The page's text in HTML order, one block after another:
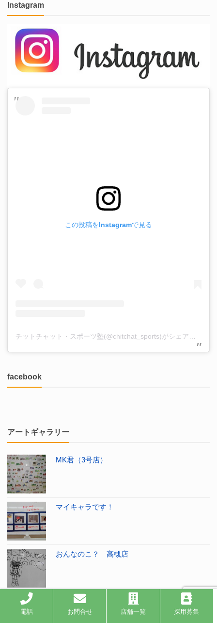
Instagram
この投稿をInstagramで見る
チットチャット・スポーツ塾(@chitchat_sports)がシェアした投稿
facebook
アートギャラリー
MK君（3号店）
マイキャラです！
おんなのこ？ 高槻店
アートギャラリー 一覧を見る ＞
電話 お問合せ 店舗一覧 採用募集